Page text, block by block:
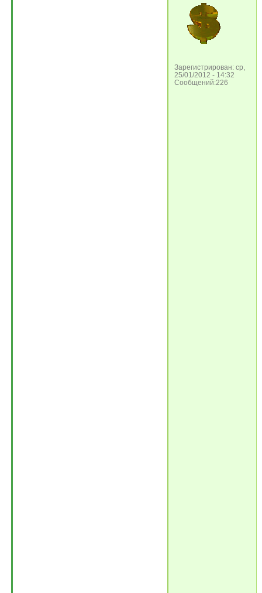
Зарегистрирован: ср,
25/01/2012 - 14:32
Сообщений:226